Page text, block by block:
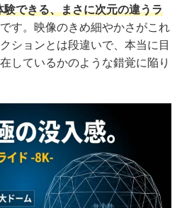
できる、まさに次元の違うラ
す。映像のきめ細やかさがこれ
ションとは段違いで、本当に目
しているかのような錯覚に陥り